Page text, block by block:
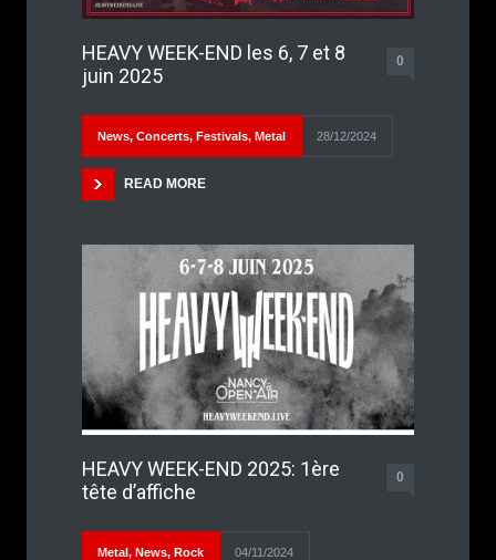
HEAVY WEEK-END les 6, 7 et 8
juin 2025
0
News, Concerts, Festivals, Metal 28/12/2024
READ MORE
HEAVY WEEK-END 2025: 1ère
tête d’affiche
0
Metal, News, Rock 04/11/2024